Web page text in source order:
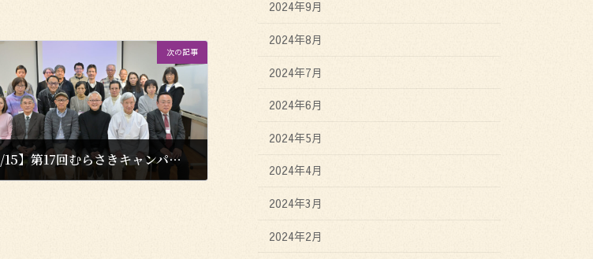
次の記事
【2026/1/15】第17回むらさきキャンパスが開催されました！
2024年9月
2024年8月
2024年7月
2024年6月
2024年5月
2024年4月
2024年3月
2024年2月